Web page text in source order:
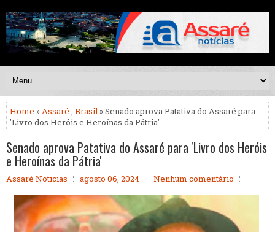
Home »Assaré , Brasil » Senado aprova Patativa do Assaré para
'Livro dos Heróis e Heroínas da Pátria'
Senado aprova Patativa do Assaré para 'Livro dos Heróis
e Heroínas da Pátria'
Assaré Noticias agosto 06, 2024 Nenhum comentário